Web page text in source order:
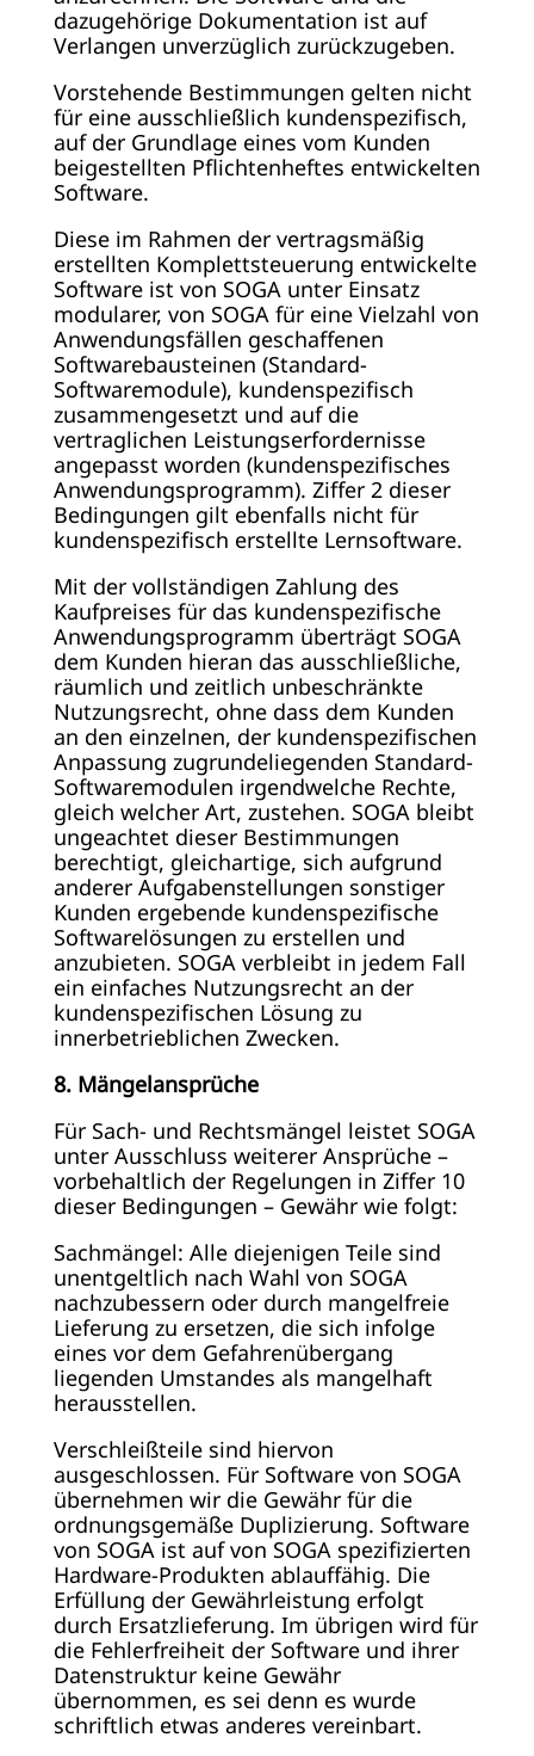
dazugehörige Dokumentation ist auf
Verlangen unverzüglich zurückzugeben.
Vorstehende Bestimmungen gelten nicht
für eine ausschließlich kundenspezifisch,
auf der Grundlage eines vom Kunden
beigestellten Pflichtenheftes entwickelten
Software.
Diese im Rahmen der vertragsmäßig
erstellten Komplettsteuerung entwickelte
Software ist von SOGA unter Einsatz
modularer, von SOGA für eine Vielzahl von
Anwendungsfällen geschaffenen
Softwarebausteinen (Standard-
Softwaremodule), kundenspezifisch
zusammengesetzt und auf die
vertraglichen Leistungserfordernisse
angepasst worden (kundenspezifisches
Anwendungsprogramm). Ziffer 2 dieser
Bedingungen gilt ebenfalls nicht für
kundenspezifisch erstellte Lernsoftware.
Mit der vollständigen Zahlung des
Kaufpreises für das kundenspezifische
Anwendungsprogramm überträgt SOGA
dem Kunden hieran das ausschließliche,
räumlich und zeitlich unbeschränkte
Nutzungsrecht, ohne dass dem Kunden
an den einzelnen, der kundenspezifischen
Anpassung zugrundeliegenden Standard-
Softwaremodulen irgendwelche Rechte,
gleich welcher Art, zustehen. SOGA bleibt
ungeachtet dieser Bestimmungen
berechtigt, gleichartige, sich aufgrund
anderer Aufgabenstellungen sonstiger
Kunden ergebende kundenspezifische
Softwarelösungen zu erstellen und
anzubieten. SOGA verbleibt in jedem Fall
ein einfaches Nutzungsrecht an der
kundenspezifischen Lösung zu
innerbetrieblichen Zwecken.
8. Mängelansprüche
Für Sach- und Rechtsmängel leistet SOGA
unter Ausschluss weiterer Ansprüche –
vorbehaltlich der Regelungen in Ziffer 10
dieser Bedingungen – Gewähr wie folgt:
Sachmängel: Alle diejenigen Teile sind
unentgeltlich nach Wahl von SOGA
nachzubessern oder durch mangelfreie
Lieferung zu ersetzen, die sich infolge
eines vor dem Gefahrenübergang
liegenden Umstandes als mangelhaft
herausstellen.
Verschleißteile sind hiervon
ausgeschlossen. Für Software von SOGA
übernehmen wir die Gewähr für die
ordnungsgemäße Duplizierung. Software
von SOGA ist auf von SOGA spezifizierten
Hardware-Produkten ablauffähig. Die
Erfüllung der Gewährleistung erfolgt
durch Ersatzlieferung. Im übrigen wird für
die Fehlerfreiheit der Software und ihrer
Datenstruktur keine Gewähr
übernommen, es sei denn es wurde
schriftlich etwas anderes vereinbart.